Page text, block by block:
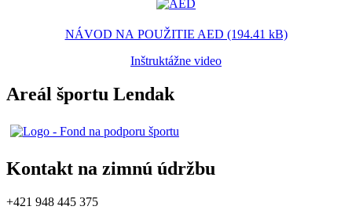
NÁVOD NA POUŽITIE AED (194.41 kB)
Inštruktážne video
Areál športu Lendak
Kontakt na zimnú údržbu
+421 948 445 375